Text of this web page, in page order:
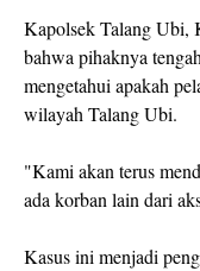
Kapolsek Talang Ubi,
bahwa pihaknya
mengetahui apakah
wilayah Talang Ubi.
"Kami akan terus
ada korban lain dari
Kasus ini menjadi